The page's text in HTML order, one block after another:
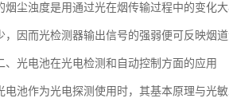
烟尘浊度是用通过光在烟传输过程中的变化
，因而光检测器输出信号的强弱便可反映烟道
、光电池在光电检测和自动控制方面的应用
电池作为光电探测使用时，其基本原理与光